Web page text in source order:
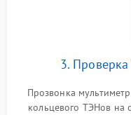
3.
Прозвонка
кольцевого ТЭНов на